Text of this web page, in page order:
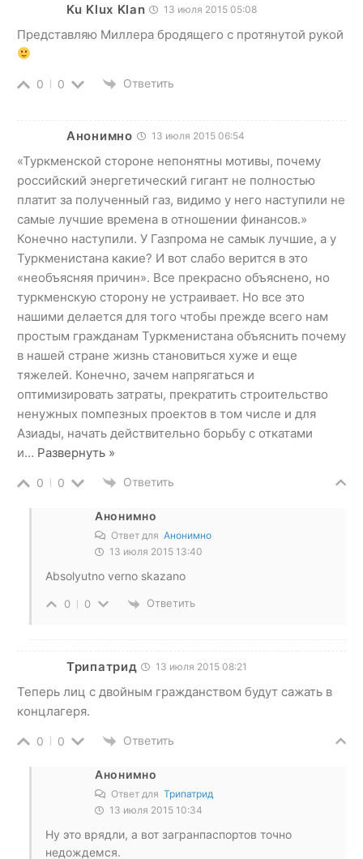
Ku Klux Klan 13 июля 2015 05:08
Представляю Миллера бродящего с протянутой рукой
0 0 Ответить
Анонимно 13 июля 2015 06:54
«Туркменской стороне непонятны мотивы, почему
российский энергетический гигант не полностью
платит за полученный газ, видимо у него наступили не
самые лучшие времена в отношении финансов.»
Конечно наступили. У Газпрома не самык лучшие, а у
Туркменистана какие? И вот слабо верится в это
«необъясняя причин». Все прекрасно объяснено, но
туркменскую сторону не устраивает. Но все это
нашими делается для того чтобы прежде всего нам
простым гражданам Туркменистана объяснить почему
в нашей стране жизнь становиться хуже и еще
тяжелей. Конечно, зачем напрягаться и
оптимизировать затраты, прекратить строительство
ненужных помпезных проектов в том числе и для
Азиады, начать действительно борьбу с откатами
и… Развернуть »
0 0 Ответить
Анонимно
Ответ для Анонимно
13 июля 2015 13:40
Absolyutno verno skazano
0 0 Ответить
Трипатрид 13 июля 2015 08:21
Теперь лиц с двойным гражданством будут сажать в
концлагеря.
0 0 Ответить
Анонимно
Ответ для Трипатрид
13 июля 2015 10:34
Ну это врядли, а вот загранпаспортов точно
недождемся.